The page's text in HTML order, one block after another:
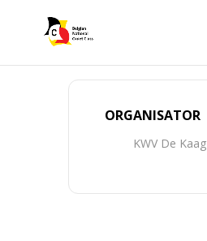
ORGANISATOR
KWV De Kaag